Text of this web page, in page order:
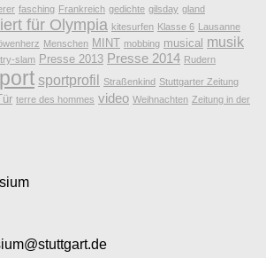
fasching Frankreich gedichte gilsday gland
für Olympia kitesurfen Klasse 6 Lausanne
Menschen MINT mobbing musical musik
slam Presse 2013 Presse 2014 Rudern
sportprofil Straßenkind Stuttgarter Zeitung
terre des hommes video Weihnachten Zeitung in der